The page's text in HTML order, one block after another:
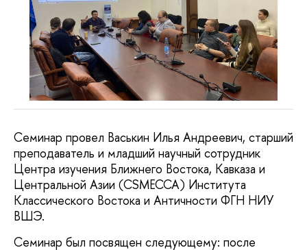
Семинар провел Васькин Илья Андреевич, старший
преподаватель и младший научный сотрудник
Центра изучения Ближнего Востока, Кавказа и
Центральной Азии (CSMECCA) Института
Классического Востока и Античности ФГН НИУ
ВШЭ.
Семинар был посвящен следующему: после